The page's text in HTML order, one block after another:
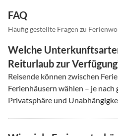
FAQ
Häufig gestellte Fragen zu
Welche
Reiturlaub zur
Reisende können zwischen
Ferienhäusern wählen – je
Privatsphäre und